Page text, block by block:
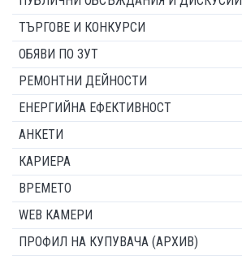
ТЪРГОВЕ И КОНКУРСИ
ОБЯВИ ПО ЗУТ
РЕМОНТНИ ДЕЙНОСТИ
ЕНЕРГИЙНА ЕФЕКТИВНОСТ
АНКЕТИ
КАРИЕРА
ВРЕМЕТО
WEB КАМЕРИ
ПРОФИЛ НА КУПУВАЧА (АРХИВ)